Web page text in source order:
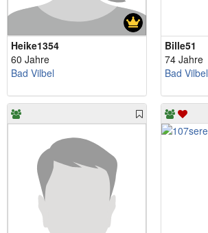
Heike1354
60 Jahre
Bad Vilbel
Bille51
74 Jahre
Bad Vilbel